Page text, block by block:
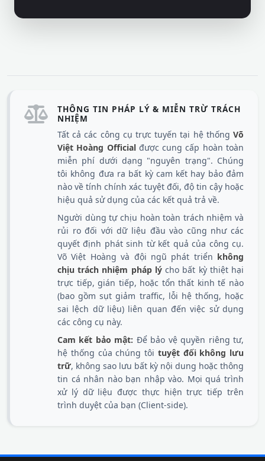
THÔNG TIN PHÁP LÝ & MIỄN TRỪ TRÁCH
NHIỆM
Tất cả các công cụ trực tuyến tại hệ thống Võ
Việt Hoàng Officialđược cung cấp hoàn toàn
miễn phí dưới dạng "nguyên trạng". Chúng
tôi không đưa ra bất kỳ cam kết hay bảo đảm
nào về tính chính xác tuyệt đối, độ tin cậy hoặc
hiệu quả sử dụng của các kết quả trả về.
Người dùng tự chịu hoàn toàn trách nhiệm và
rủi ro đối với dữ liệu đầu vào cũng như các
quyết định phát sinh từ kết quả của công cụ.
Võ Việt Hoàng và đội ngũ phát triển không
chịu trách nhiệm pháp lýcho bất kỳ thiệt hại
trực tiếp, gián tiếp, hoặc tổn thất kinh tế nào
(bao gồm sụt giảm traffic, lỗi hệ thống, hoặc
sai lệch dữ liệu) liên quan đến việc sử dụng
các công cụ này.
Cam kết bảo mật: Để bảo vệ quyền riêng tư,
hệ thống của chúng tôi tuyệt đối không lưu
trữ, không sao lưu bất kỳ nội dung hoặc thông
tin cá nhân nào bạn nhập vào. Mọi quá trình
xử lý dữ liệu được thực hiện trực tiếp trên
trình duyệt của bạn (Client-side).